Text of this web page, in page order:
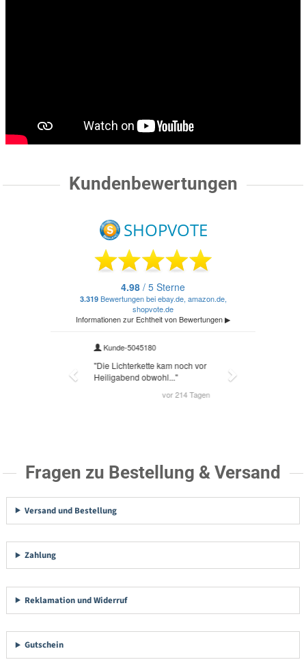
Kundenbewertungen
Fragen zu Bestellung & Versand
Versand und Bestellung
Zahlung
Reklamation und Widerruf
Gutschein